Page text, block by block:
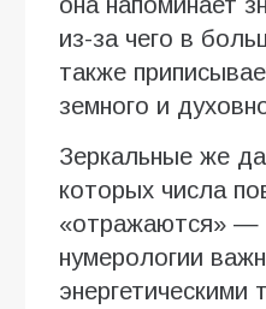
из-за чего в
также
земного и
Зеркальные же
которых числа
«отражаются» —
нумерологии
энергетическими